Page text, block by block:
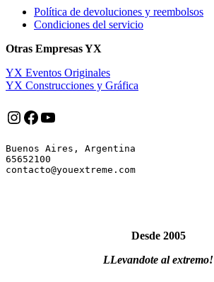
Política de devoluciones y reembolsos
Condiciones del servicio
Otras Empresas YX
YX Eventos Originales
YX Construcciones y Gráfica
Instagram
Facebook
YouTube
Buenos Aires, Argentina
65652100
Desde 2005
LLevandote al extremo!